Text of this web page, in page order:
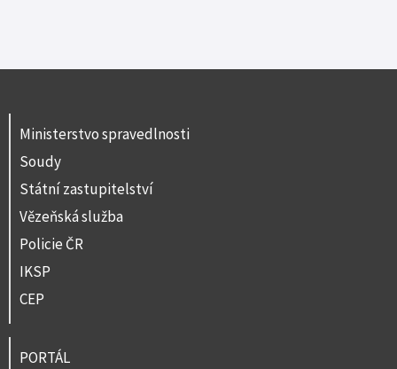
Ministerstvo spravedlnosti
Soudy
Státní zastupitelství
Vězeňská služba
Policie ČR
IKSP
CEP
PORTÁL